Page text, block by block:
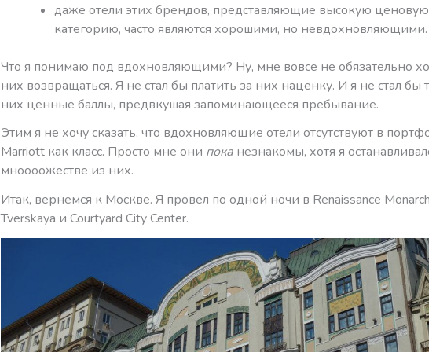
даже отели этих брендов, представляющие высокую ценовую
категорию, часто являются хорошими, но невдохновляющими.
Что я понимаю под вдохновляющими? Ну, мне вовсе не обязательно
них возвращаться. Я не стал бы платить за них наценку. И я не стал бы
них ценные баллы, предвкушая запоминающееся пребывание.
Этим я не хочу сказать, что вдохновляющие отели отсутствуют в
Marriott как класс. Просто мне они пока незнакомы, хотя я
мноооожестве из них.
Итак, вернемся к Москве. Я провел по одной ночи в Renaissance
Tverskaya и Courtyard City Center.